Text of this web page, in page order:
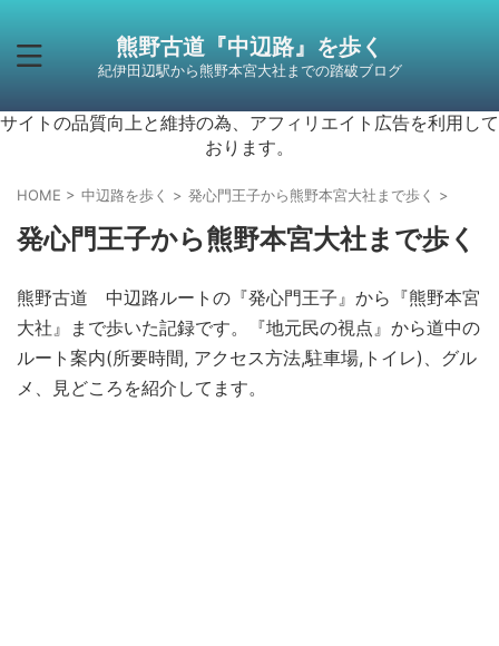
熊野古道『中辺路』を歩く
紀伊田辺駅から熊野本宮大社までの踏破ブログ
サイトの品質向上と維持の為、アフィリエイト広告を利用して
おります。
HOME > 中辺路を歩く > 発心門王子から熊野本宮大社まで歩く >
発心門王子から熊野本宮大社まで歩く
熊野古道 中辺路ルートの『発心門王子』から『熊野本宮
大社』まで歩いた記録です。『地元民の視点』から道中の
ルート案内(所要時間, アクセス方法,駐車場,トイレ)、グル
メ、見どころを紹介してます。